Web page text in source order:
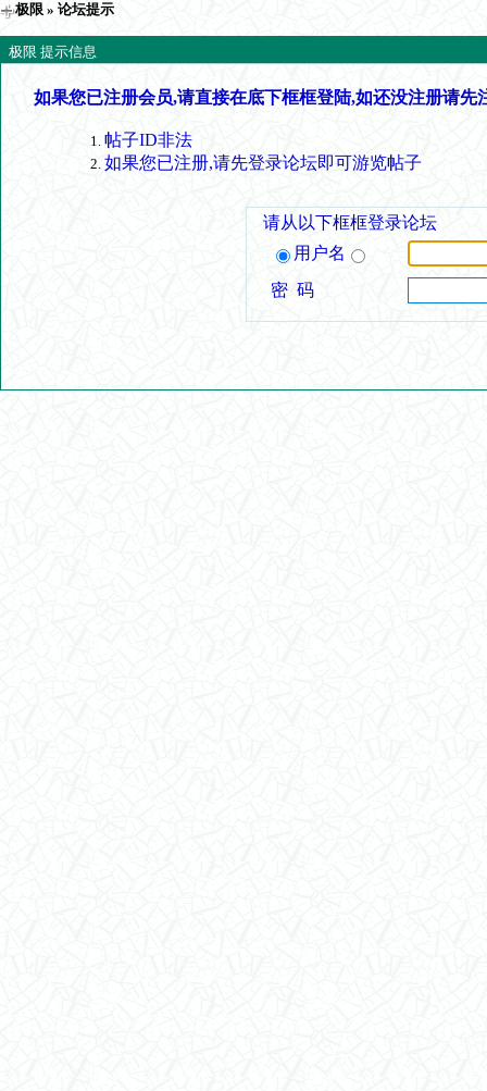
极限 » 论坛提示
极限 提示信息
如果您已注册会员,请直接在底下框框登陆,如还没注册请先
帖子ID非法
如果您已注册,请先登录论坛即可游览帖子
请从以下框框登录论坛
用户名
密 码